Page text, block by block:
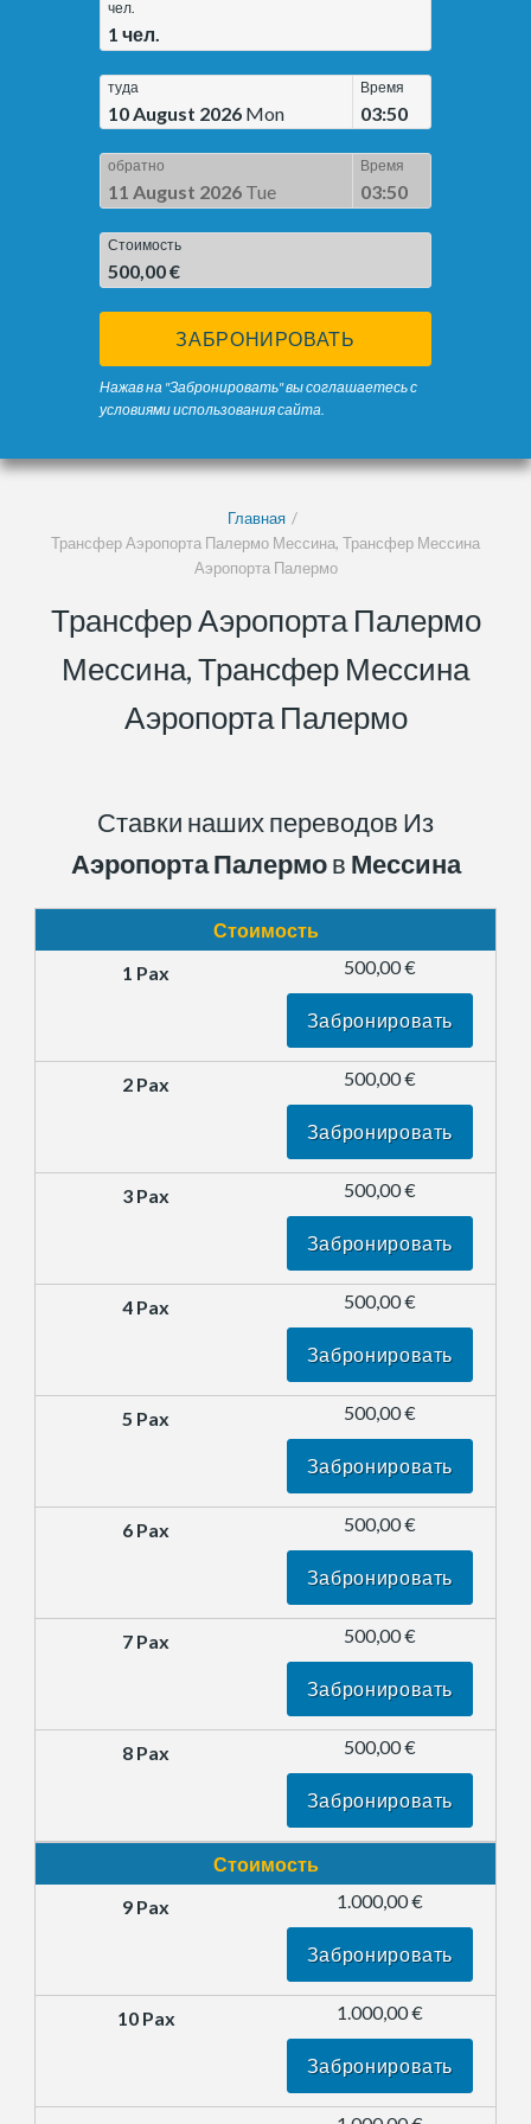
чел.
1 чел.
туда
10 August 2026 Mon
Время
03:50
обратно
11 August 2026 Tue
Время
03:50
Стоимость
500,00 €
ЗАБРОНИРОВАТЬ
Нажав на "Забронировать" вы соглашаетесь с
условиями использования сайта.
Главная
Трансфер Аэропорта Палермо Мессина, Трансфер Мессина
Аэропорта Палермо
Трансфер Аэропорта Палермо
Мессина, Трансфер Мессина
Аэропорта Палермо
Ставки наших переводов Из
Аэропорта Палермов Мессина
Стоимость
500,00 €
Забронировать
500,00 €
Забронировать
500,00 €
Забронировать
500,00 €
Забронировать
500,00 €
Забронировать
500,00 €
Забронировать
500,00 €
Забронировать
500,00 €
Забронировать
Стоимость
1.000,00 €
Забронировать
1.000,00 €
Забронировать